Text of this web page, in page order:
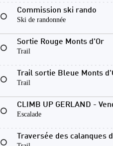
⚪
Commission ski rando
Ski de randonnée
⚪
Sortie Rouge Monts d'Or
Trail
⚪
Trail sortie Bleue Monts
Trail
⚪
CLIMB UP GERLAND -
Escalade
⚪
Traversée des